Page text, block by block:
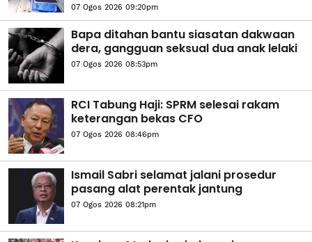
07 Ogos 2026 09:20pm
Bapa ditahan bantu siasatan dakwaan
dera, gangguan seksual dua anak lelaki
07 Ogos 2026 08:53pm
RCI Tabung Haji: SPRM selesai rakam
keterangan bekas CFO
07 Ogos 2026 08:46pm
Ismail Sabri selamat jalani prosedur
pasang alat perentak jantung
07 Ogos 2026 08:21pm